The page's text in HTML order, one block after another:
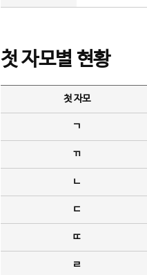
첫 자모별 현황
첫 자모
ㄱ
ㄲ
ㄴ
ㄷ
ㄸ
ㄹ